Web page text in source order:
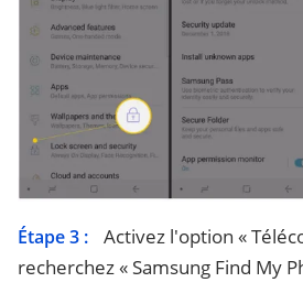
Étape 3 :
Activez l'option «
recherchez « Samsung Find My